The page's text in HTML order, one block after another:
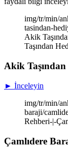
img/tr/min/
tasindan-
Akik
Taşından
Akik
► İnceleyin
img/tr/min/
baraji/
Rehberi-|-
Çamlıdere